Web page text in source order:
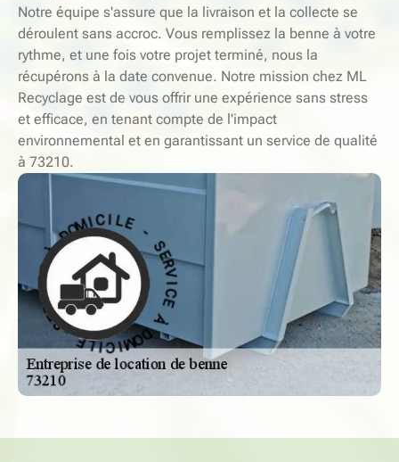
Notre équipe s'assure que la livraison et la collecte se
déroulent sans accroc. Vous remplissez la benne à votre
rythme, et une fois votre projet terminé, nous la
récupérons à la date convenue. Notre mission chez ML
Recyclage est de vous offrir une expérience sans stress
et efficace, en tenant compte de l'impact
environnemental et en garantissant un service de qualité
à 73210.
S
E
R
V
I
C
E
À
D
O
M
I
C
ILE - SE R
V I
C
E
À
D
O
M
I
C
I
L
E
-